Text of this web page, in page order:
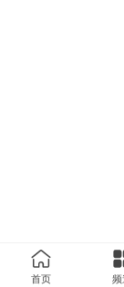
首页 频